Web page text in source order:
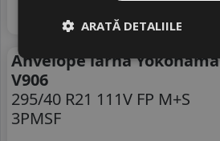
782 RON
Discount
Anvelope iarna Yokohama
V906
295/40 R21 111V FP M+S
3PMSF
ARATĂ DETALIILE